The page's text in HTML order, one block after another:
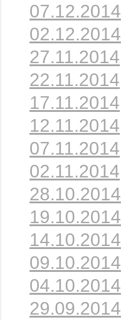
07.12.2014
02.12.2014
27.11.2014
22.11.2014
17.11.2014
12.11.2014
07.11.2014
02.11.2014
28.10.2014
19.10.2014
14.10.2014
09.10.2014
04.10.2014
29.09.2014